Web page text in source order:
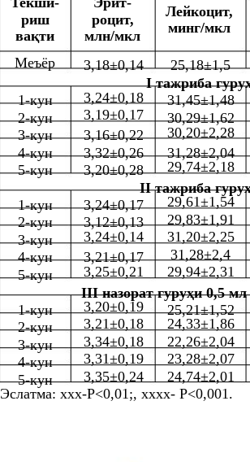
риш
вақти
роцит,
млн/мкл
Лейкоцит,
минг/мкл
Меъёр 3,18±0,14
25,18±1,5
I тажриба
1-кун
3,24±0,18
31,45±1,48
2-кун
3,19±0,17
30,29±1,62
3-кун
3,16±0,22
30,20±2,28
4-кун
3,32±0,26
31,28±2,04
5-кун
3,20±0,28
29,74±2,18
II тажриба
1-кун
3,24±0,17
29,61±1,54
2-кун
3,12±0,13
29,83±1,91
3-кун
3,24±0,14
31,20±2,25
4-кун
3,21±0,17
31,28±2,4
5-кун
3,25±0,21
29,94±2,31
III назорат гуруҳи 0,5
1-кун
3,20±0,19
25,21±1,52
2-кун
3,21±0,18
24,33±1,86
3-кун
3,34±0,18
22,26±2,04
4-кун
3,31±0,19
23,28±2,07
5-кун
3,35±0,24
24,74±2,01
Эслатма: xxx-P<0,01;, xxxx- P<0,001.